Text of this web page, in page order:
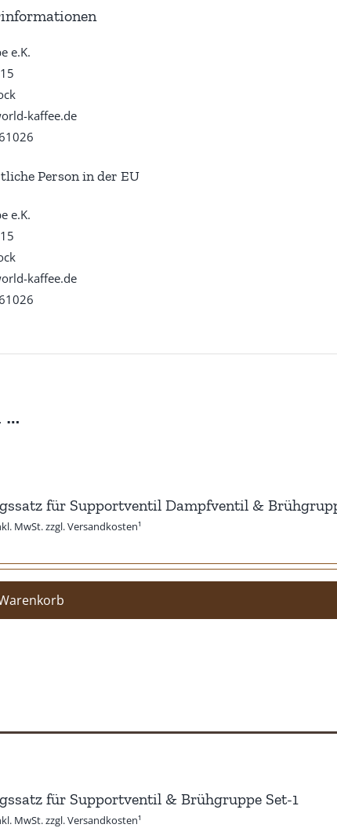
e.K.
kaffee.de
Person in der EU
e.K.
kaffee.de
…
für Supportventil Dampfventil &
MwSt. zzgl. Versandkosten¹
für Supportventil & Brühgruppe Set-1
MwSt. zzgl. Versandkosten¹